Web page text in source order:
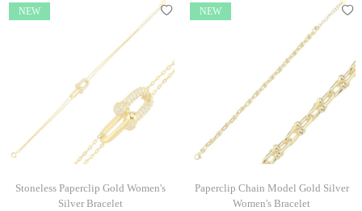
NEW
Stoneless Paperclip Gold Women's
Silver Bracelet
NEW
Paperclip Chain Model Gold Silver
Women's Bracelet